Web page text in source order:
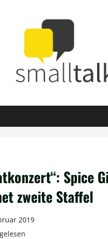
Spice
zweite Staffel
2019